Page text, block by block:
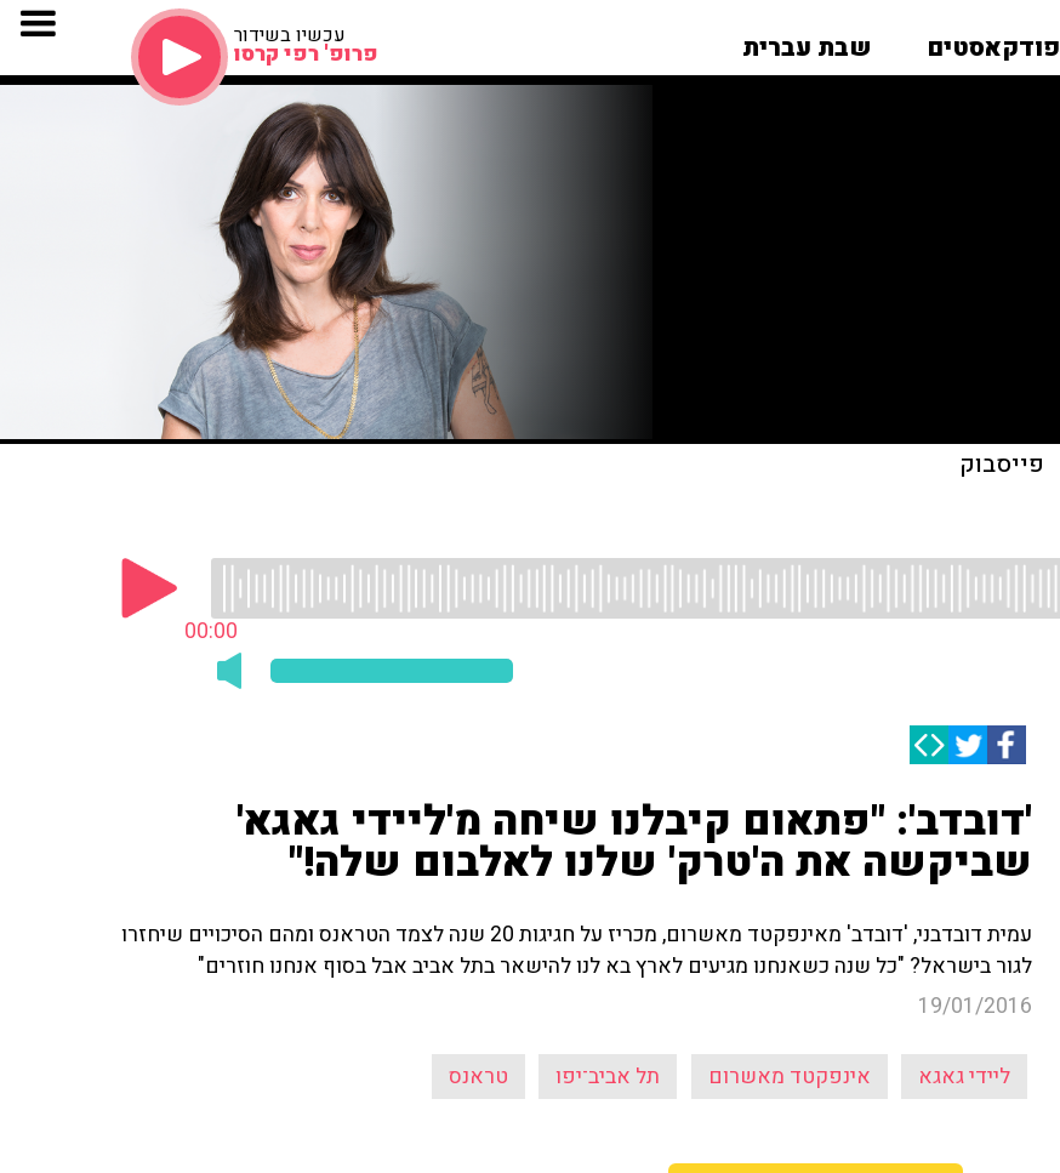
פודקאסטים שבת עברית עכשיו בשידור
פרופ' רפי קרסו
פייסבוק
00:00
'דובדב': "פתאום קיבלנו שיחה מ'ליידי גאגא'
שביקשה את ה'טרק' שלנו לאלבום שלה!"
עמית דובדבני, 'דובדב' מאינפקטד מאשרום, מכריז על חגיגות 20 שנה לצמד הטראנס ומהם הסיכויים שיחזרו
לגור בישראל? "כל שנה כשאנחנו מגיעים לארץ בא לנו להישאר בתל אביב אבל בסוף אנחנו חוזרים"
19/01/2016
ליידי גאגא אינפקטד מאשרום תל אביב־יפו טראנס